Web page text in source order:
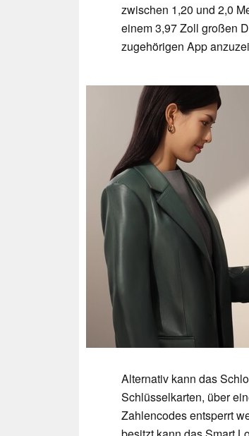
zwischen 1,20 und 2,0
einem 3,97 Zoll großen
zugehörigen App
Alternativ kann das
Schlüsselkarten, über
Zahlencodes entsperrt